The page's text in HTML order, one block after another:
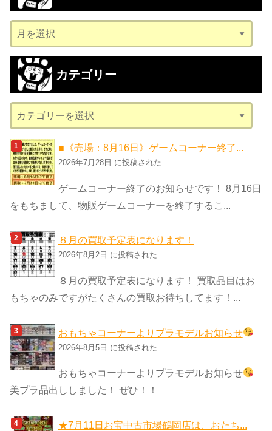
ー
カ
ブ
カテゴリー
テ
ゴ
リ
ー
■《売場：8月16日》ゲームコーナー終了...
2026年7月28日 に投稿された
ゲームコーナー終了のお知らせです！ 8月16日
をもちまして、物販ゲームコーナーを終了するこ...
８月の買取予定表になります！
2026年8月2日 に投稿された
８月の買取予定表になります！ 買取品目はお
もちゃのみですがたくさんの買取お待ちしてます！...
おもちゃコーナーよりプラモデルお知らせ
2026年8月5日 に投稿された
おもちゃコーナーよりプラモデルお知らせ
美プラ品出ししました！ ぜひ！！
★7月11日お宝中古市場鶴岡店は、おたち...